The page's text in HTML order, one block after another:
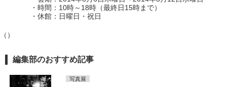
・時間：10時～18時（最終日15時まで）
・休館：日曜日・祝日
（）
編集部のおすすめ記事
写真展